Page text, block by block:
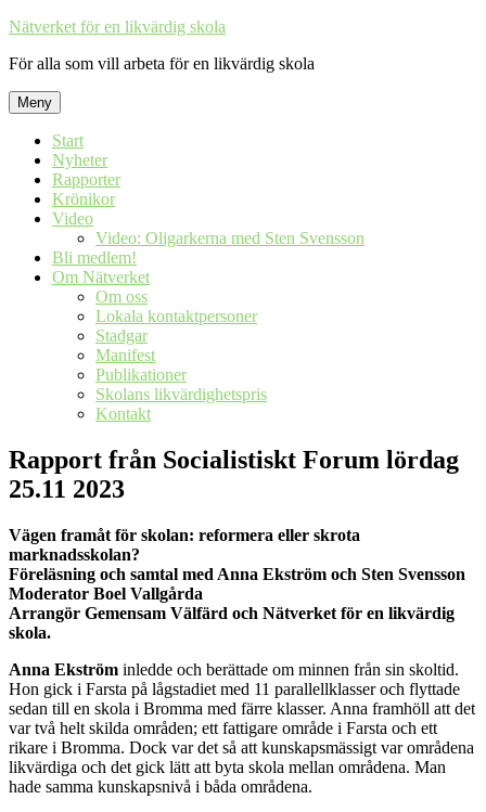
Hoppa
innehåll
Nätverket för en likvärdig skola
För alla som vill arbeta för en likvärdig skola
Meny
Start
Nyheter
Rapporter
Krönikor
Video
Video: Oligarkerna med Sten Svensson
Bli medlem!
Om Nätverket
Om oss
Lokala kontaktpersoner
Stadgar
Manifest
Publikationer
Skolans likvärdighetspris
Kontakt
Rapport från Socialistiskt Forum lördag
25.11 2023
Vägen framåt för skolan: reformera eller skrota
marknadsskolan?
Föreläsning och samtal med Anna Ekström och Sten Svensson
Moderator Boel Vallgårda
Arrangör Gemensam Välfärd och Nätverket för en likvärdig
skola.
Anna Ekström inledde och berättade om minnen från sin skoltid.
Hon gick i Farsta på lågstadiet med 11 parallellklasser och flyttade
sedan till en skola i Bromma med färre klasser. Anna framhöll att det
var två helt skilda områden; ett fattigare område i Farsta och ett
rikare i Bromma. Dock var det så att kunskapsmässigt var områdena
likvärdiga och det gick lätt att byta skola mellan områdena. Man
hade samma kunskapsnivå i båda områdena.